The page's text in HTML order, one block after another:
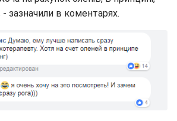
- зазначили в коментарях.